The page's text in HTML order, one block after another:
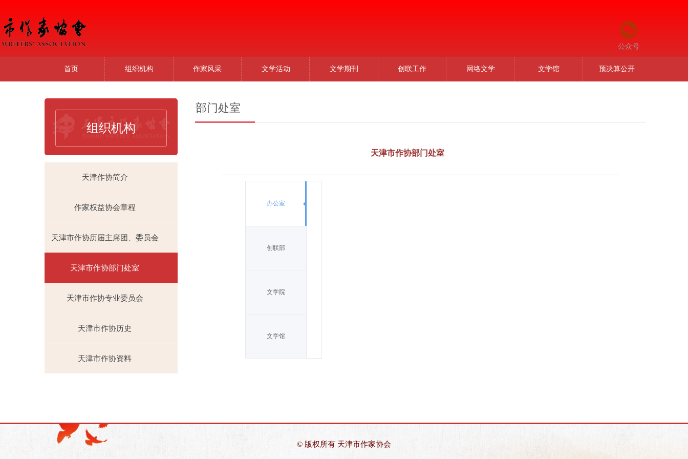
首页 组织机构 作家风采 文学活动 文学期刊 创联工作 网络文学 文学馆 预决算公开
公众号
组织机构
天津作协简介
作家权益协会章程
天津市作协历届主席团、委员会
天津市作协部门处室
天津市作协专业委员会
天津市作协历史
天津市作协资料
部门处室
天津市作协部门处室
办公室
创联部
文学院
文学馆
© 版权所有 天津市作家协会